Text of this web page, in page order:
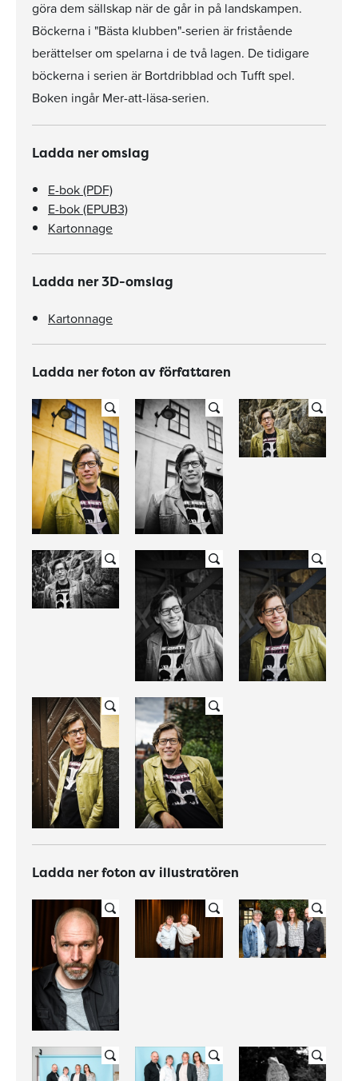
göra dem sällskap när de går in på landskampen.
Böckerna i "Bästa klubben"-serien är fristående
berättelser om spelarna i de två lagen. De tidigare
böckerna i serien är Bortdribblad och Tufft spel.
Boken ingår Mer-att-läsa-serien.
Ladda ner omslag
E-bok (PDF)
E-bok (EPUB3)
Kartonnage
Ladda ner 3D-omslag
Kartonnage
Ladda ner foton av författaren
Ladda ner foton av illustratören